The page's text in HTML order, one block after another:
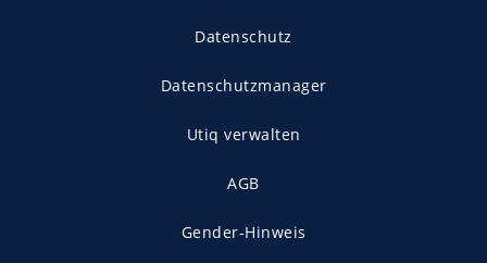
Datenschutz
Datenschutzmanager
Utiq verwalten
AGB
Gender-Hinweis